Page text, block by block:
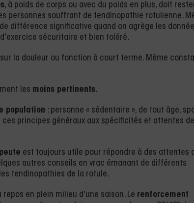
, à poids de corps ou avec du poids en plus, doit
personnes souffrant de tendinopathie rotulienne.
différence significative quand on agrège les
sécuritaire et bien toléré.
la douleur ou fonction à court terme. Même
les moins pertinents.
population : personne « sédentaire », de tout âge,
ces principes généraux aux spécificités et attentes de
est toujours utile pour répondre à des attentes
autres conseils en vrac émanant de différents
tendinopathies de la rotule.
en plein milieu d’une saison. Le renforcement